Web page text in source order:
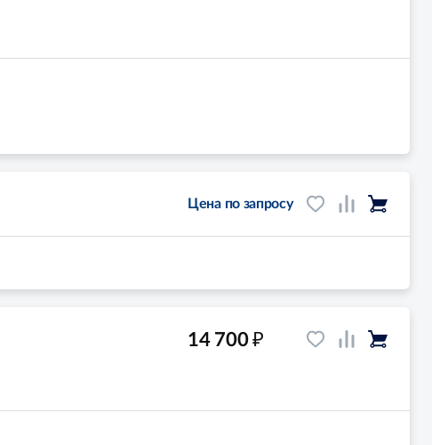
Цена по запросу
14 700₽